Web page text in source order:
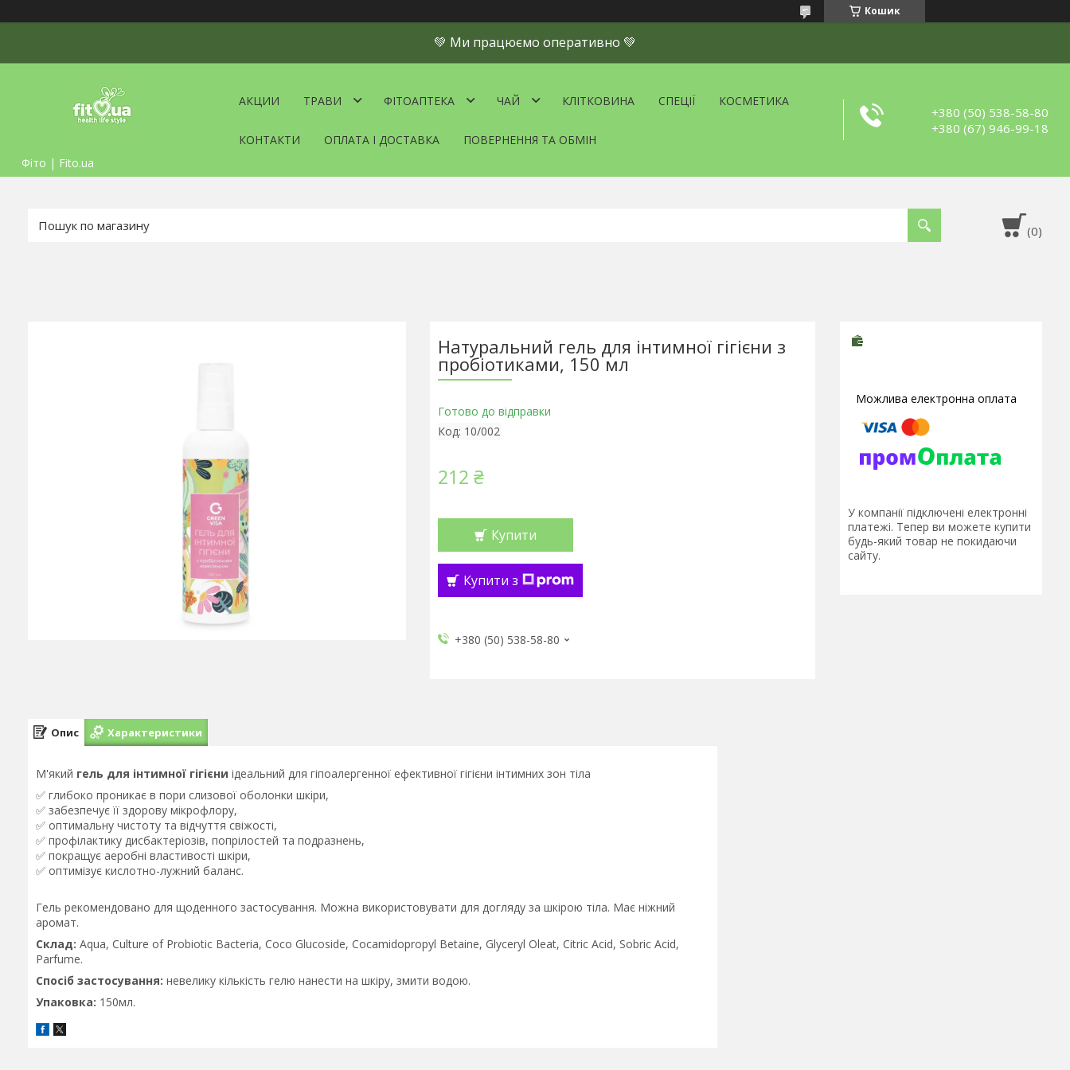
Кошик
💚 Ми працюємо оперативно 💚
Фіто | Fito.ua
АКЦИИ ТРАВИ ФІТОАПТЕКА ЧАЙ КЛІТКОВИНА СПЕЦІЇ КОСМЕТИКА
КОНТАКТИ ОПЛАТА І ДОСТАВКА ПОВЕРНЕННЯ ТА ОБМІН
+380 (50) 538-58-80
+380 (67) 946-99-18
Натуральний гель для інтимної гігієни з
пробіотиками, 150 мл
Готово до відправки
Код: 10/002
212 ₴
Купити
Купити з
+380 (50) 538-58-80
У компанії підключені електронні
платежі. Тепер ви можете купити
будь-який товар не покидаючи
сайту.
Опис Характеристики
М'який гель для інтимної гігієни ідеальний для гіпоалергенної ефективної гігієни інтимних зон тіла
✅ глибоко проникає в пори слизової оболонки шкіри,
✅ забезпечує її здорову мікрофлору,
✅ оптимальну чистоту та відчуття свіжості,
✅ профілактику дисбактеріозів, попрілостей та подразнень,
✅ покращує аеробні властивості шкіри,
✅ оптимізує кислотно-лужний баланс.
Гель рекомендовано для щоденного застосування. Можна використовувати для догляду за шкірою тіла. Має ніжний
аромат.
Склад: Aqua, Culture of Probiotic Bacteria, Coco Glucoside, Cocamidopropyl Betaine, Glyceryl Oleat, Citric Acid, Sobric Acid,
Parfume.
Спосіб застосування: невелику кількість гелю нанести на шкіру, змити водою.
Упаковка: 150мл.